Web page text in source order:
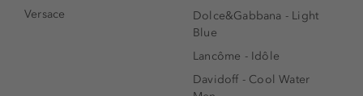
Versace
Dolce&Gabbana - Light
Blue
Lancôme - Idôle
Davidoff - Cool Water